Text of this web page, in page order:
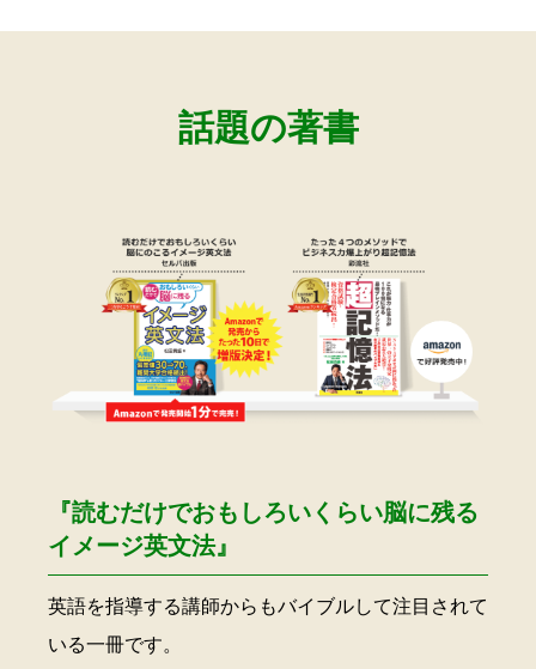
話題の著書
『読むだけでおもしろいくらい脳に残る
イメージ英文法』
英語を指導する講師からもバイブルして注目されて
いる一冊です。